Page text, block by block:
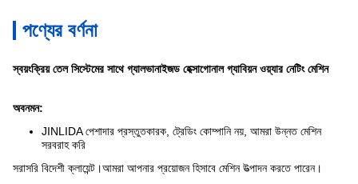
পণ্যের বর্ণনা
স্বয়ংক্রিয় তেল সিস্টেমের সাথে গ্যালভানাইজড হেক্সাগোনাল গ্যাবিয়ন ওয়্যার নেটিং মেশিন
অবনমন:
JINLIDA পেশাদার প্রস্তুতকারক, ট্রেডিং কোম্পানি নয়, আমরা উন্নত মেশিন
সরবরাহ করি
সরাসরি বিদেশী ক্লায়েন্ট।আমরা আপনার প্রয়োজন হিসাবে মেশিন উত্পাদন করতে পারেন।